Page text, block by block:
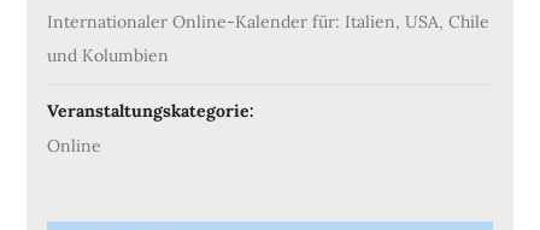
Internationaler Online-Kalender für: Italien, USA, Chile
und Kolumbien
Veranstaltungskategorie:
Online